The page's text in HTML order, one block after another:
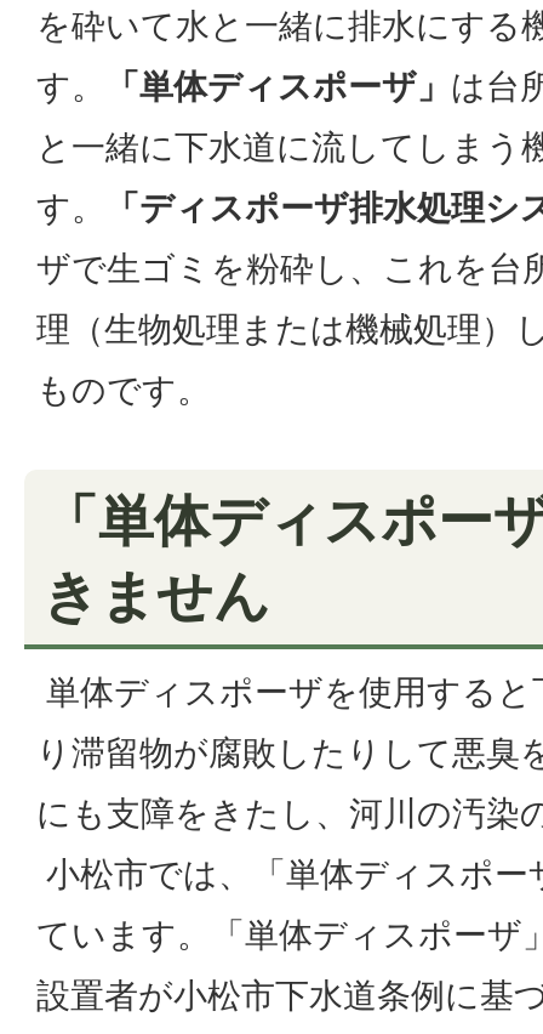
を砕いて水と一緒に排水にする
す。
「単体ディスポーザ」 は台
と一緒に下水道に流してしまう
す。
「ディスポーザ排水処理シ
ザで生ゴミを粉砕し、これを台
理（生物処理または機械処理）
ものです。
「単体ディスポー
きません
単体ディスポーザを使用する
り滞留物が腐敗したりして悪臭
にも支障をきたし、河川の汚染
小松市では、「単体ディスポ
ています。「単体ディスポーザ
設置者が小松市下水道条例に基